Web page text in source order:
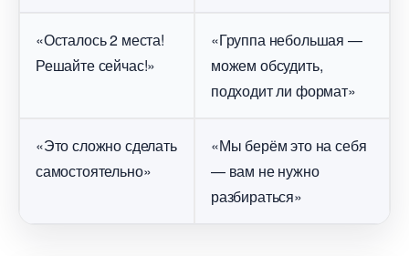
«Осталось 2 места!
Решайте сейчас!»
«Группа небольшая —
можем обсудить,
подходит ли формат»
«Это сложно сделать
самостоятельно»
«Мы берём это на себя
— вам не нужно
разбираться»